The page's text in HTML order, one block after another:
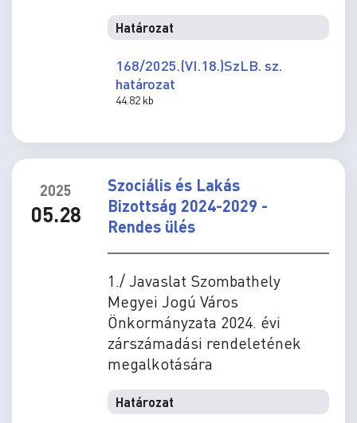
Határozat
168/2025.(VI.18.)SzLB. sz.
határozat
44.82 kb
2025
05.28
Szociális és Lakás
Bizottság 2024-2029 -
Rendes ülés
1./ Javaslat Szombathely
Megyei Jogú Város
Önkormányzata 2024. évi
zárszámadási rendeletének
megalkotására
Határozat